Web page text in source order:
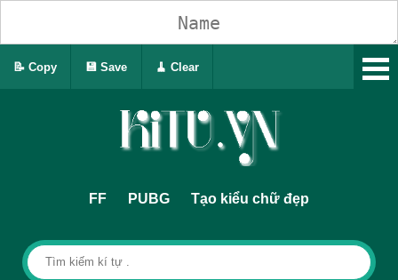
FF PUBG Tạo kiểu chữ đẹp
📝 Copy 💾 Save 🧹 Clear